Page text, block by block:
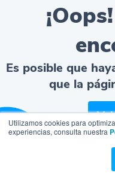
Utilizamos cookies para
experiencias, consulta nuestra
Es posible que
que la